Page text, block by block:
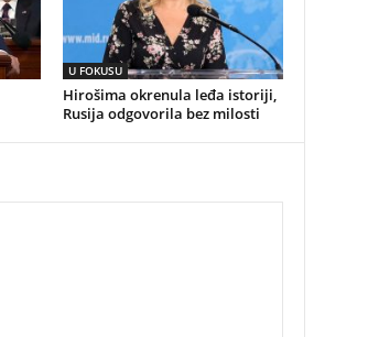
U FOKUSU
Hirošima okrenula leđa istoriji,
Rusija odgovorila bez milosti